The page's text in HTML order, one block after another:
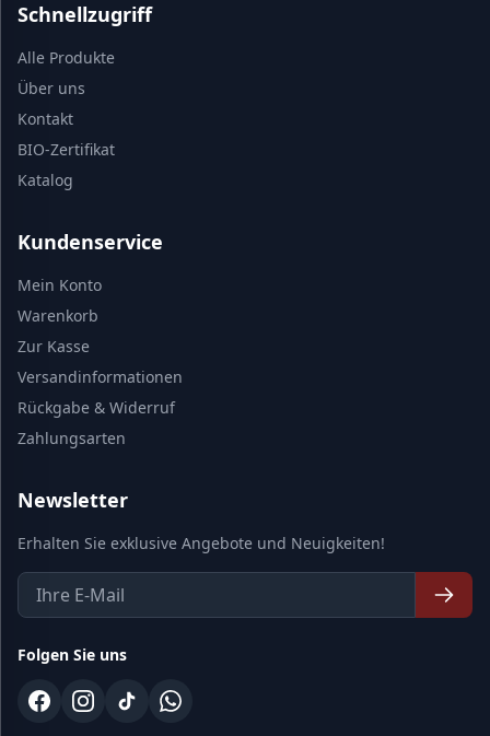
Schnellzugriff
Alle Produkte
Über uns
Kontakt
BIO-Zertifikat
Katalog
Kundenservice
Mein Konto
Warenkorb
Zur Kasse
Versandinformationen
Rückgabe & Widerruf
Zahlungsarten
Newsletter
Erhalten Sie exklusive Angebote und Neuigkeiten!
Folgen Sie uns